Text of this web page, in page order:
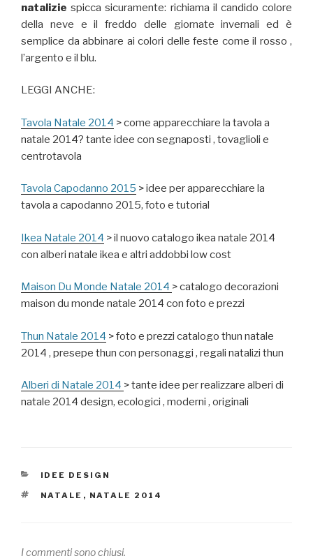
natalizie spicca sicuramente: richiama il candido colore
della neve e il freddo delle giornate invernali ed è
semplice da abbinare ai colori delle feste come il rosso ,
l’argento e il blu.
LEGGI ANCHE:
Tavola Natale 2014 > come apparecchiare la tavola a
natale 2014? tante idee con segnaposti , tovaglioli e
centrotavola
Tavola Capodanno 2015 > idee per apparecchiare la
tavola a capodanno 2015, foto e tutorial
Ikea Natale 2014 > il nuovo catalogo ikea natale 2014
con alberi natale ikea e altri addobbi low cost
Maison Du Monde Natale 2014 > catalogo decorazioni
maison du monde natale 2014 con foto e prezzi
Thun Natale 2014 > foto e prezzi catalogo thun natale
2014 , presepe thun con personaggi , regali natalizi thun
Alberi di Natale 2014 > tante idee per realizzare alberi di
natale 2014 design, ecologici , moderni , originali
CATEGORIE
IDEE DESIGN
TAG
NATALE , NATALE 2014
I commenti sono chiusi.